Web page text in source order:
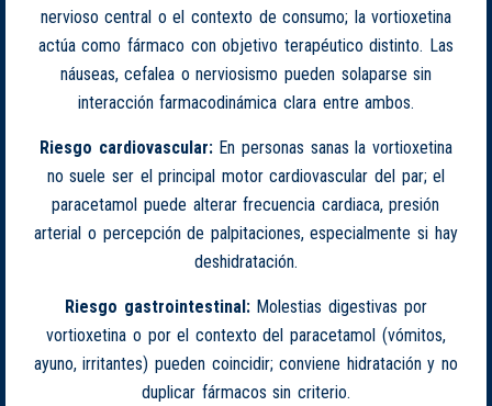
nervioso central o el contexto de consumo; la vortioxetina
actúa como fármaco con objetivo terapéutico distinto. Las
náuseas, cefalea o nerviosismo pueden solaparse sin
interacción farmacodinámica clara entre ambos.
Riesgo cardiovascular:En personas sanas la vortioxetina
no suele ser el principal motor cardiovascular del par; el
paracetamol puede alterar frecuencia cardiaca, presión
arterial o percepción de palpitaciones, especialmente si hay
deshidratación.
Riesgo gastrointestinal:Molestias digestivas por
vortioxetina o por el contexto del paracetamol (vómitos,
ayuno, irritantes) pueden coincidir; conviene hidratación y no
duplicar fármacos sin criterio.